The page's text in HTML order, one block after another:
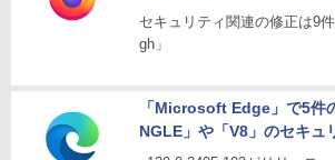
セキュリティ関連の修正は9
gh」
「Microsoft Edge」で5件
NGLE」や「V8」のセキュ